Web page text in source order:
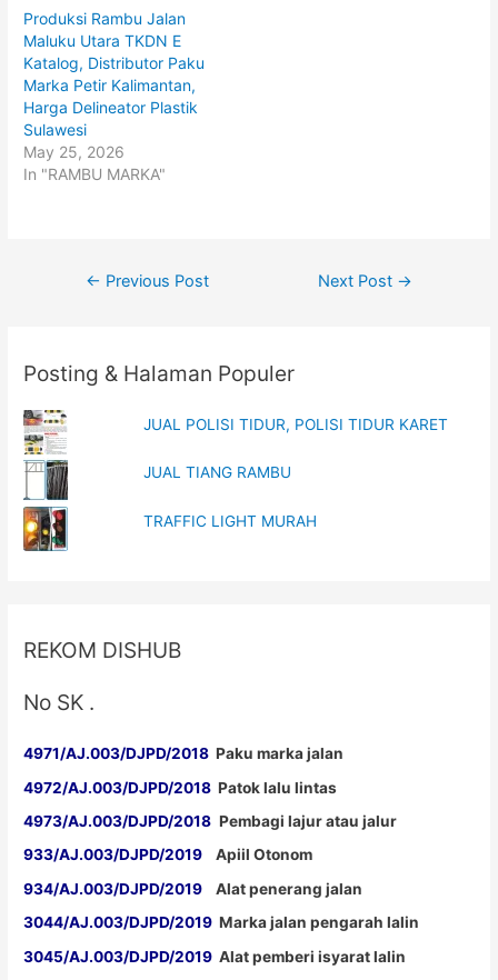
(
O
p
e
n
s
i
n
n
e
w
w
i
n
k
(
O
p
e
n
s
i
n
e
w
w
i
Produksi Rambu Jalan
Maluku Utara TKDN E
Katalog, Distributor Paku
Marka Petir Kalimantan,
Harga Delineator Plastik
Sulawesi
May 25, 2026
In "RAMBU MARKA"
Post
← Previous Post Next Post →
Posting & Halaman Populer
JUAL POLISI TIDUR, POLISI TIDUR KARET
JUAL TIANG RAMBU
TRAFFIC LIGHT MURAH
REKOM DISHUB
No SK .
4971/AJ.003/DJPD/2018 Paku marka jalan
4972/AJ.003/DJPD/2018 Patok lalu lintas
4973/AJ.003/DJPD/2018 Pembagi lajur atau jalur
933/AJ.003/DJPD/2019 Apiil Otonom
934/AJ.003/DJPD/2019 Alat penerang jalan
3044/AJ.003/DJPD/2019 Marka jalan pengarah lalin
3045/AJ.003/DJPD/2019 Alat pemberi isyarat lalin